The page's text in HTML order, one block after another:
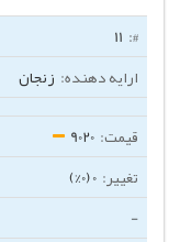
11
زنجان
9020
0 (0%)
-